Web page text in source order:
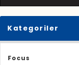
Kategoriler
Focus